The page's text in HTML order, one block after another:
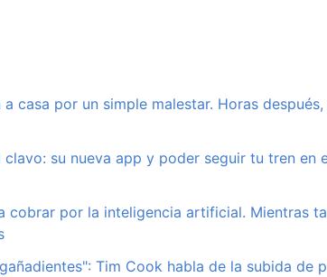
casa por un simple malestar. Horas
su nueva app y poder seguir tu tren en
cobrar por la inteligencia artificial. Mientras
Tim Cook habla de la subida de